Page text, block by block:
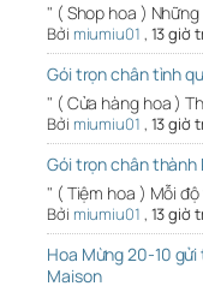
" ( Shop hoa )
Bởi miumiu01 , 13 giờ
Gói trọn chân tình
" ( Cửa hàng hoa )
Bởi miumiu01 , 13 giờ
Gói trọn chân thành
" ( Tiệm hoa ) Mỗi
Bởi miumiu01 , 13 giờ
Hoa Mừng 20-10
Maison